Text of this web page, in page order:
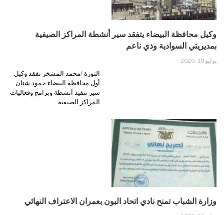
وكيل محافظة البيضاء يتفقد سير أنشطة المراكز الصيفية
بمديريتي السوادية وذي ناعم
يوليو 10, 2020
الثورة /محمد المشخر تفقد وكيل
أول محافظة البيضاء حمود شتان
سير تنفيذ أنشطة وبرامج وفعاليات
المراكز الصيفية…
وزارة الشباب تمنح نادي اتحاد البون بعمران الاعتراف النهائي